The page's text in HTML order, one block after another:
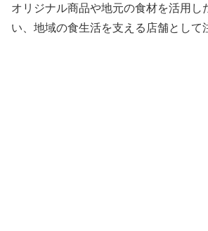
オリジナル商品や地元の食材を活用し
い、地域の食生活を支える店舗として